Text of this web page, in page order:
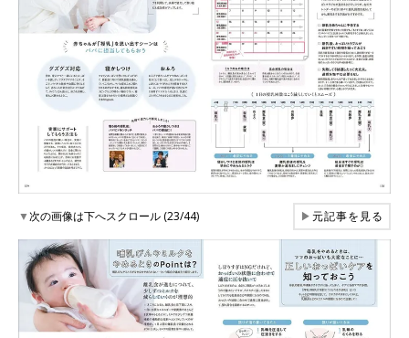
▼次の画像は下へスクロール (23/44) ▶元記事を見る